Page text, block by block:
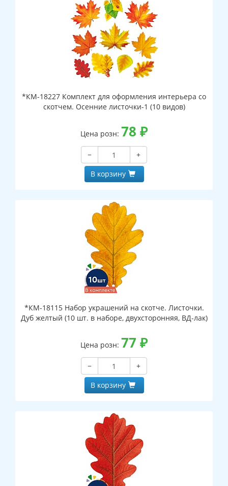
*КМ-18227 Комплект для оформления интерьера со
скотчем. Осенние листочки-1 (10 видов)
Цена розн: 78 ₽
−
+
В корзину
*КМ-18115 Набор украшений на скотче. Листочки.
Дуб желтый (10 шт. в наборе, двухсторонняя, ВД-лак)
Цена розн: 77 ₽
−
+
В корзину